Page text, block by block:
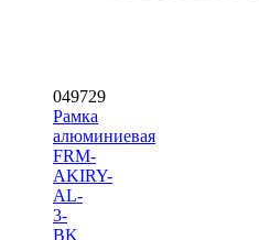
049729
Рамка
алюминиевая
FRM-
AKIRY-
AL-
3-
BK